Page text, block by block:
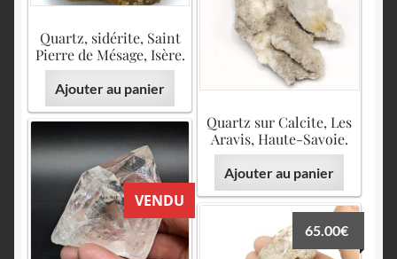
Quartz, sidérite, Saint
Pierre de Mésage, Isère.
Ajouter au panier
Quartz sur Calcite, Les
Aravis, Haute-Savoie.
Ajouter au panier
VENDU
65.00€